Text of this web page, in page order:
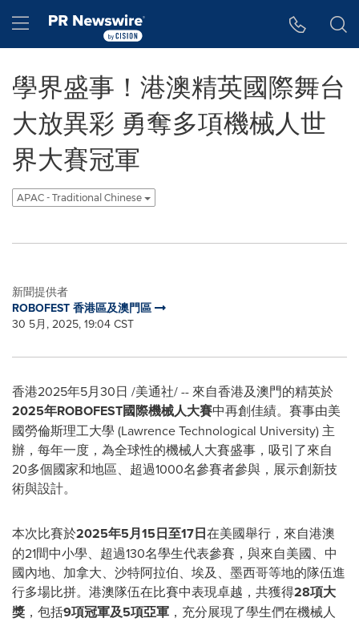
Hamburger menu
學界盛事！港澳精英國際舞台
大放異彩 勇奪多項機械人世
界大賽冠軍
APAC - Traditional Chinese
新聞提供者
ROBOFEST 香港區及澳門區
30 5月, 2025, 19:04 CST
香港2025年5月30日 /美通社/ -- 來自香港及澳門的精英於
2025年ROBOFEST國際機械人大賽中再創佳績。賽事由美
國勞倫斯理工大學 (Lawrence Technological University) 主
辦，每年一度，為全球性的機械人大賽盛事，吸引了來自
20多個國家和地區、超過1000名參賽者參與，展示創新技
術與設計。
本次比賽於2025年5月15日至17日在美國舉行，來自港澳
的21間中小學、超過130名學生代表參賽，與來自美國、中
國內地、加拿大、沙特阿拉伯、埃及、墨西哥等地的隊伍進
行多場比拼。港澳隊伍在比賽中表現卓越，共獲得28項大
獎 ，包括9項冠軍及5項亞軍 ，充分展現了學生們在機械人